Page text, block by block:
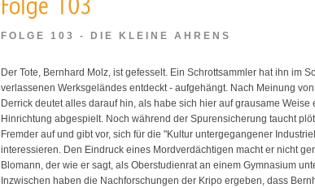
FOLGE 103 - DIE KLEINE AHRENS
Der Tote, Bernhard Molz, ist gefesselt. Ein Schrottsammler hat ihn im
verlassenen Werksgeländes entdeckt - aufgehängt. Nach Meinung
Derrick deutet alles darauf hin, als habe sich hier auf grausame Weise
Hinrichtung abgespielt. Noch während der Spurensicherung taucht
Fremder auf und gibt vor, sich für die "Kultur untergegangener
interessieren. Den Eindruck eines Mordverdächtigen macht er nicht
Blomann, der wie er sagt, als Oberstudienrat an einem Gymnasium
Inzwischen haben die Nachforschungen der Kripo ergeben, dass